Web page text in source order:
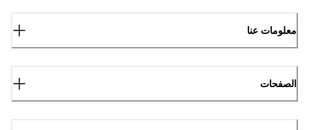
معلومات عنا
الصفحات